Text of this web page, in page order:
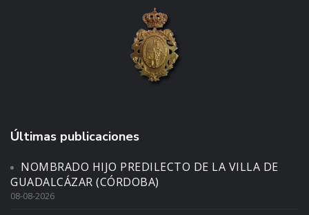
Últimas publicaciones
NOMBRADO HIJO PREDILECTO DE LA VILLA DE
GUADALCÁZAR (CÓRDOBA)
08-08-2026